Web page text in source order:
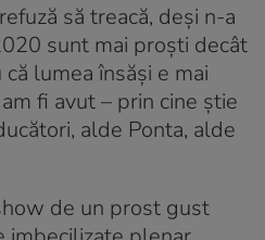
să treacă, deși n-a
sunt mai proști decât
lumea însăși e mai
fi avut – prin cine știe
alde Ponta, alde
de un prost gust